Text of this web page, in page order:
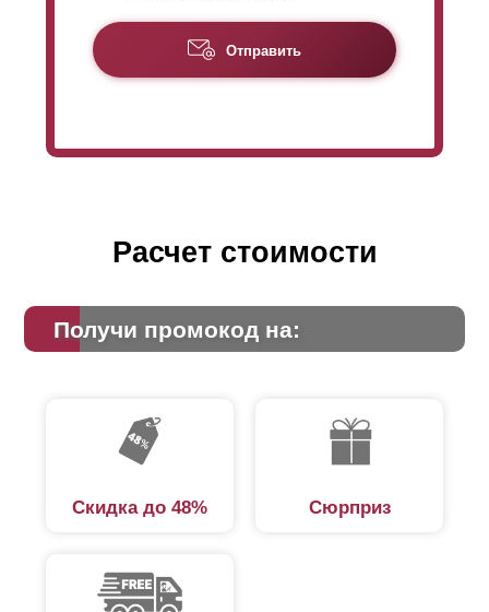
Отправить
Расчет стоимости
Получи промокод на:
Скидка до 48% Сюрприз